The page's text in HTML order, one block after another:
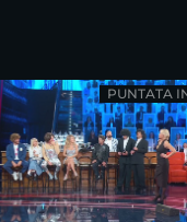
PUNTATA